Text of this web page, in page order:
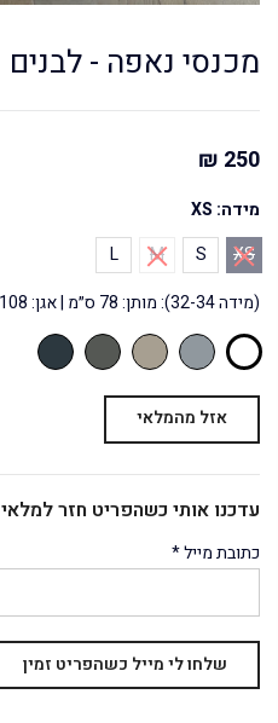
מכנסי נאפה - לבנים
250 ₪
מידה: XS
XS
S
M
L
(מידה 32-34): מותן: 78 ס״מ | אגן: 108 ס״מ | ירך: 58 ס״מ | אורך: 99 ס״מ
אזל מהמלאי
עדכנו אותי כשהפריט חזר למלאי
כתובת מייל*